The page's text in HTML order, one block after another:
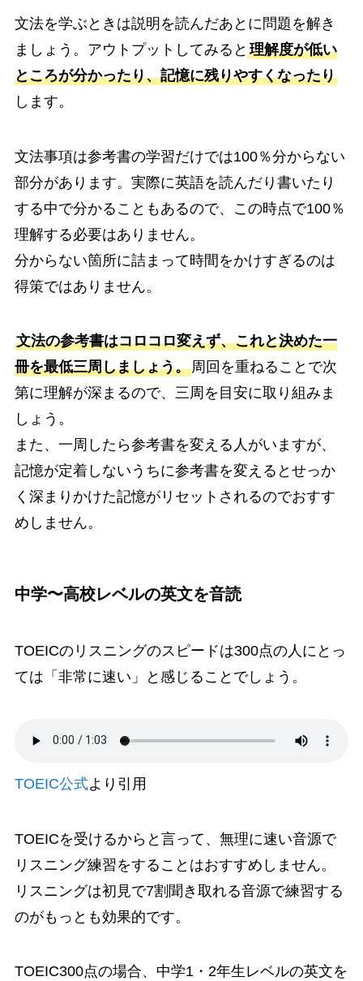
文法を学ぶときは説明を読んだあとに問題を解き
ましょう。アウトプットしてみると 理解度が低い
ところが分かったり、記憶に残りやすくなったり
します。
文法事項は参考書の学習だけでは100％分からない
部分があります。実際に英語を読んだり書いたり
する中で分かることもあるので、この時点で100％
理解する必要はありません。
分からない箇所に詰まって時間をかけすぎるのは
得策ではありません。
文法の参考書はコロコロ変えず、これと決めた一
冊を最低三周しましょう。周回を重ねることで次
第に理解が深まるので、三周を目安に取り組みま
しょう。
また、一周したら参考書を変える人がいますが、
記憶が定着しないうちに参考書を変えるとせっか
く深まりかけた記憶がリセットされるのでおすす
めしません。
中学〜高校レベルの英文を音読
TOEICのリスニングのスピードは300点の人にとっ
ては「非常に速い」と感じることでしょう。
TOEIC公式より引用
TOEICを受けるからと言って、無理に速い音源で
リスニング練習をすることはおすすめしません。
リスニングは初見で7割聞き取れる音源で練習する
のがもっとも効果的です。
TOEIC300点の場合、中学1・2年生レベルの英文を